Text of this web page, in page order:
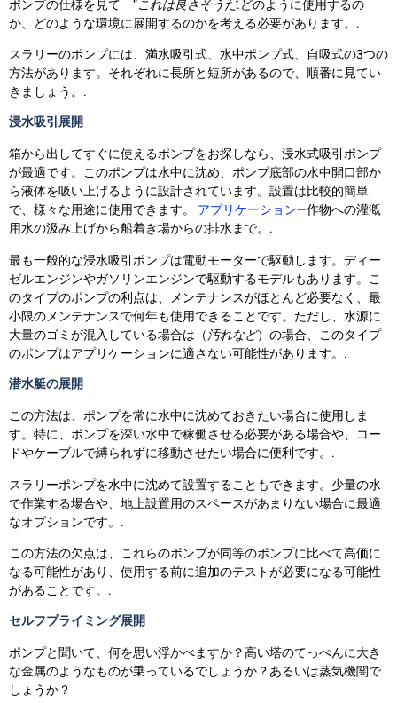
ポンプの仕様を見て「“これは良さそうだ.どのように使用するの
か、どのような環境に展開するのかを考える必要があります。.
スラリーのポンプには、満水吸引式、水中ポンプ式、自吸式の3つの
方法があります。それぞれに長所と短所があるので、順番に見てい
きましょう。.
浸水吸引展開
箱から出してすぐに使えるポンプをお探しなら、浸水式吸引ポンプ
が最適です。このポンプは水中に沈め、ポンプ底部の水中開口部か
ら液体を吸い上げるように設計されています。設置は比較的簡単
で、様々な用途に使用できます。 アプリケーション—作物への灌漑
用水の汲み上げから船着き場からの排水まで。.
最も一般的な浸水吸引ポンプは電動モーターで駆動します。ディー
ゼルエンジンやガソリンエンジンで駆動するモデルもあります。こ
のタイプのポンプの利点は、メンテナンスがほとんど必要なく、最
小限のメンテナンスで何年も使用できることです。ただし、水源に
大量のゴミが混入している場合は（汚れなど）の場合、このタイプ
のポンプはアプリケーションに適さない可能性があります。.
潜水艇の展開
この方法は、ポンプを常に水中に沈めておきたい場合に使用しま
す。特に、ポンプを深い水中で稼働させる必要がある場合や、コー
ドやケーブルで縛られずに移動させたい場合に便利です。.
スラリーポンプを水中に沈めて設置することもできます。少量の水
で作業する場合や、地上設置用のスペースがあまりない場合に最適
なオプションです。.
この方法の欠点は、これらのポンプが同等のポンプに比べて高価に
なる可能性があり、使用する前に追加のテストが必要になる可能性
があることです。.
セルフプライミング展開
ポンプと聞いて、何を思い浮かべますか？高い塔のてっぺんに大き
な金属のようなものが乗っているでしょうか？あるいは蒸気機関で
しょうか？